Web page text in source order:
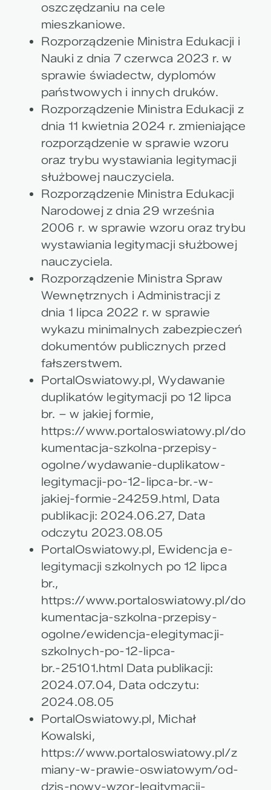
oszczędzaniu na cele
mieszkaniowe.
Rozporządzenie Ministra Edukacji i
Nauki z dnia 7 czerwca 2023 r. w
sprawie świadectw, dyplomów
państwowych i innych druków.
Rozporządzenie Ministra Edukacji z
dnia 11 kwietnia 2024 r. zmieniające
rozporządzenie w sprawie wzoru
oraz trybu wystawiania legitymacji
służbowej nauczyciela.
Rozporządzenie Ministra Edukacji
Narodowej z dnia 29 września
2006 r. w sprawie wzoru oraz trybu
wystawiania legitymacji służbowej
nauczyciela.
Rozporządzenie Ministra Spraw
Wewnętrznych i Administracji z
dnia 1 lipca 2022 r. w sprawie
wykazu minimalnych zabezpieczeń
dokumentów publicznych przed
fałszerstwem.
PortalOswiatowy.pl, Wydawanie
duplikatów legitymacji po 12 lipca
br. – w jakiej formie,
https://www.portaloswiatowy.pl/do
kumentacja-szkolna-przepisy-
ogolne/wydawanie-duplikatow-
legitymacji-po-12-lipca-br.-w-
jakiej-formie-24259.html, Data
publikacji: 2024.06.27, Data
odczytu 2023.08.05
PortalOswiatowy.pl, Ewidencja e-
legitymacji szkolnych po 12 lipca
br.,
https://www.portaloswiatowy.pl/do
kumentacja-szkolna-przepisy-
ogolne/ewidencja-elegitymacji-
szkolnych-po-12-lipca-
br.-25101.html Data publikacji:
2024.07.04, Data odczytu:
2024.08.05
PortalOswiatowy.pl, Michał
Kowalski,
https://www.portaloswiatowy.pl/z
miany-w-prawie-oswiatowym/od-
dzis-nowy-wzor-legitymacji-